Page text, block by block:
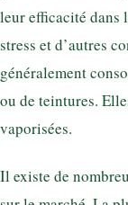
leur efficacité dans
stress et d’autres
généralement
ou de teintures.
vaporisées.
Il existe de